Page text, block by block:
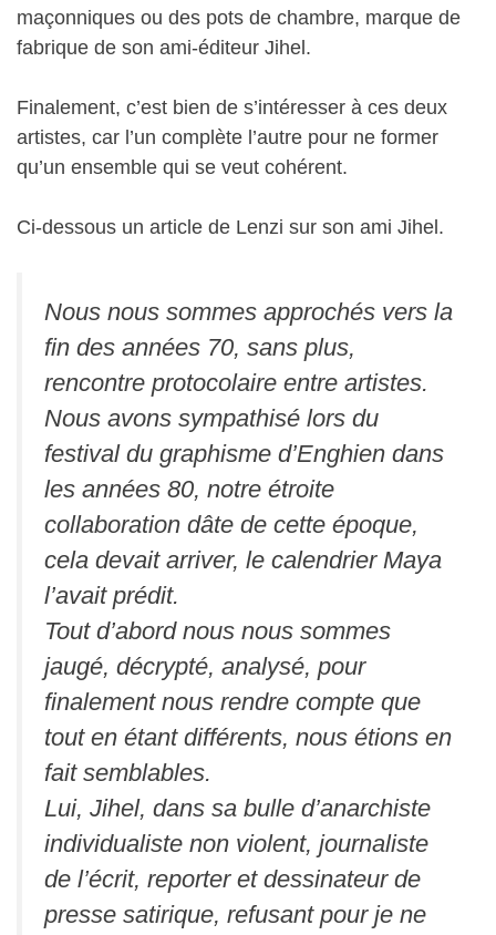
maçonniques ou des pots de chambre, marque de
fabrique de son ami-éditeur Jihel.
Finalement, c’est bien de s’intéresser à ces deux
artistes, car l’un complète l’autre pour ne former
qu’un ensemble qui se veut cohérent.
Ci-dessous un article de Lenzi sur son ami Jihel.
Nous nous sommes approchés vers la
fin des années 70, sans plus,
rencontre protocolaire entre artistes.
Nous avons sympathisé lors du
festival du graphisme d’Enghien dans
les années 80, notre étroite
collaboration dâte de cette époque,
cela devait arriver, le calendrier Maya
l’avait prédit.
Tout d’abord nous nous sommes
jaugé, décrypté, analysé, pour
finalement nous rendre compte que
tout en étant différents, nous étions en
fait semblables.
Lui, Jihel, dans sa bulle d’anarchiste
individualiste non violent, journaliste
de l’écrit, reporter et dessinateur de
presse satirique, refusant pour je ne